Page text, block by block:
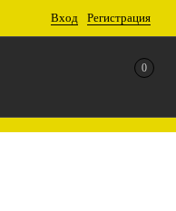
Вход Регистрация
0